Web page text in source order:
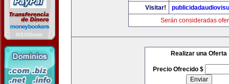
Visitar!
Serán consideradas
Realizar una Oferta
Precio Ofrecido $